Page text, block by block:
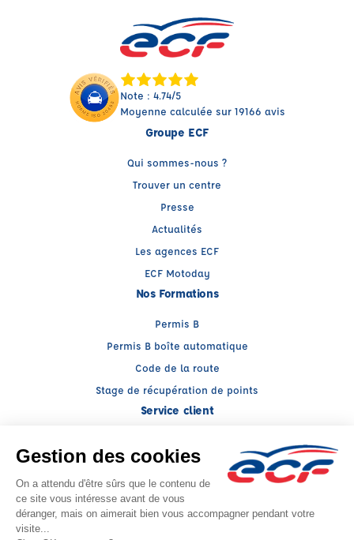
Note : 4.74/5
Moyenne calculée sur 19166 avis
Groupe ECF
Qui sommes-nous ?
Trouver un centre
Presse
Actualités
Les agences ECF
ECF Motoday
Nos Formations
Permis B
Permis B boîte automatique
Code de la route
Stage de récupération de points
Service client
My ECF
Conseils